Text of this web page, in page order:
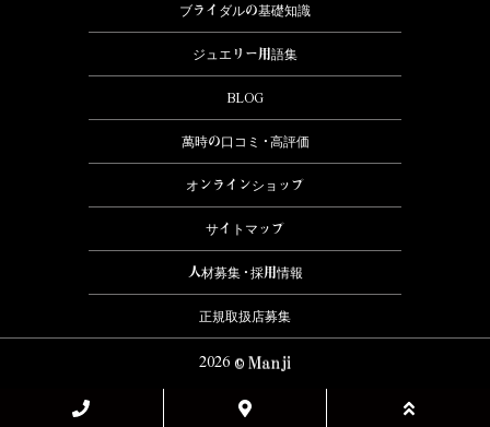
ブライダルの基礎知識
ジュエリー用語集
BLOG
萬時の口コミ・高評価
オンラインショップ
サイトマップ
人材募集・採用情報
正規取扱店募集
2026